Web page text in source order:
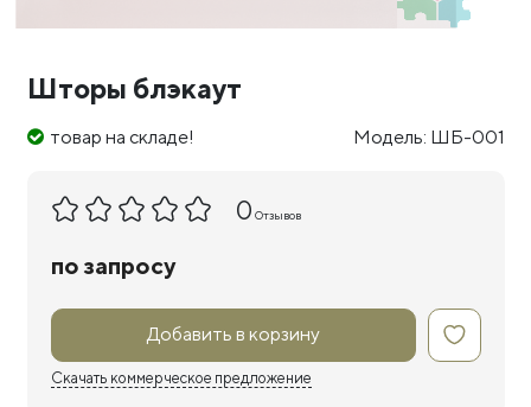
Шторы блэкаут
товар на складе! Модель: ШБ-001
0 Отзывов
по запросу
Добавить в корзину
Скачать коммерческое предложение